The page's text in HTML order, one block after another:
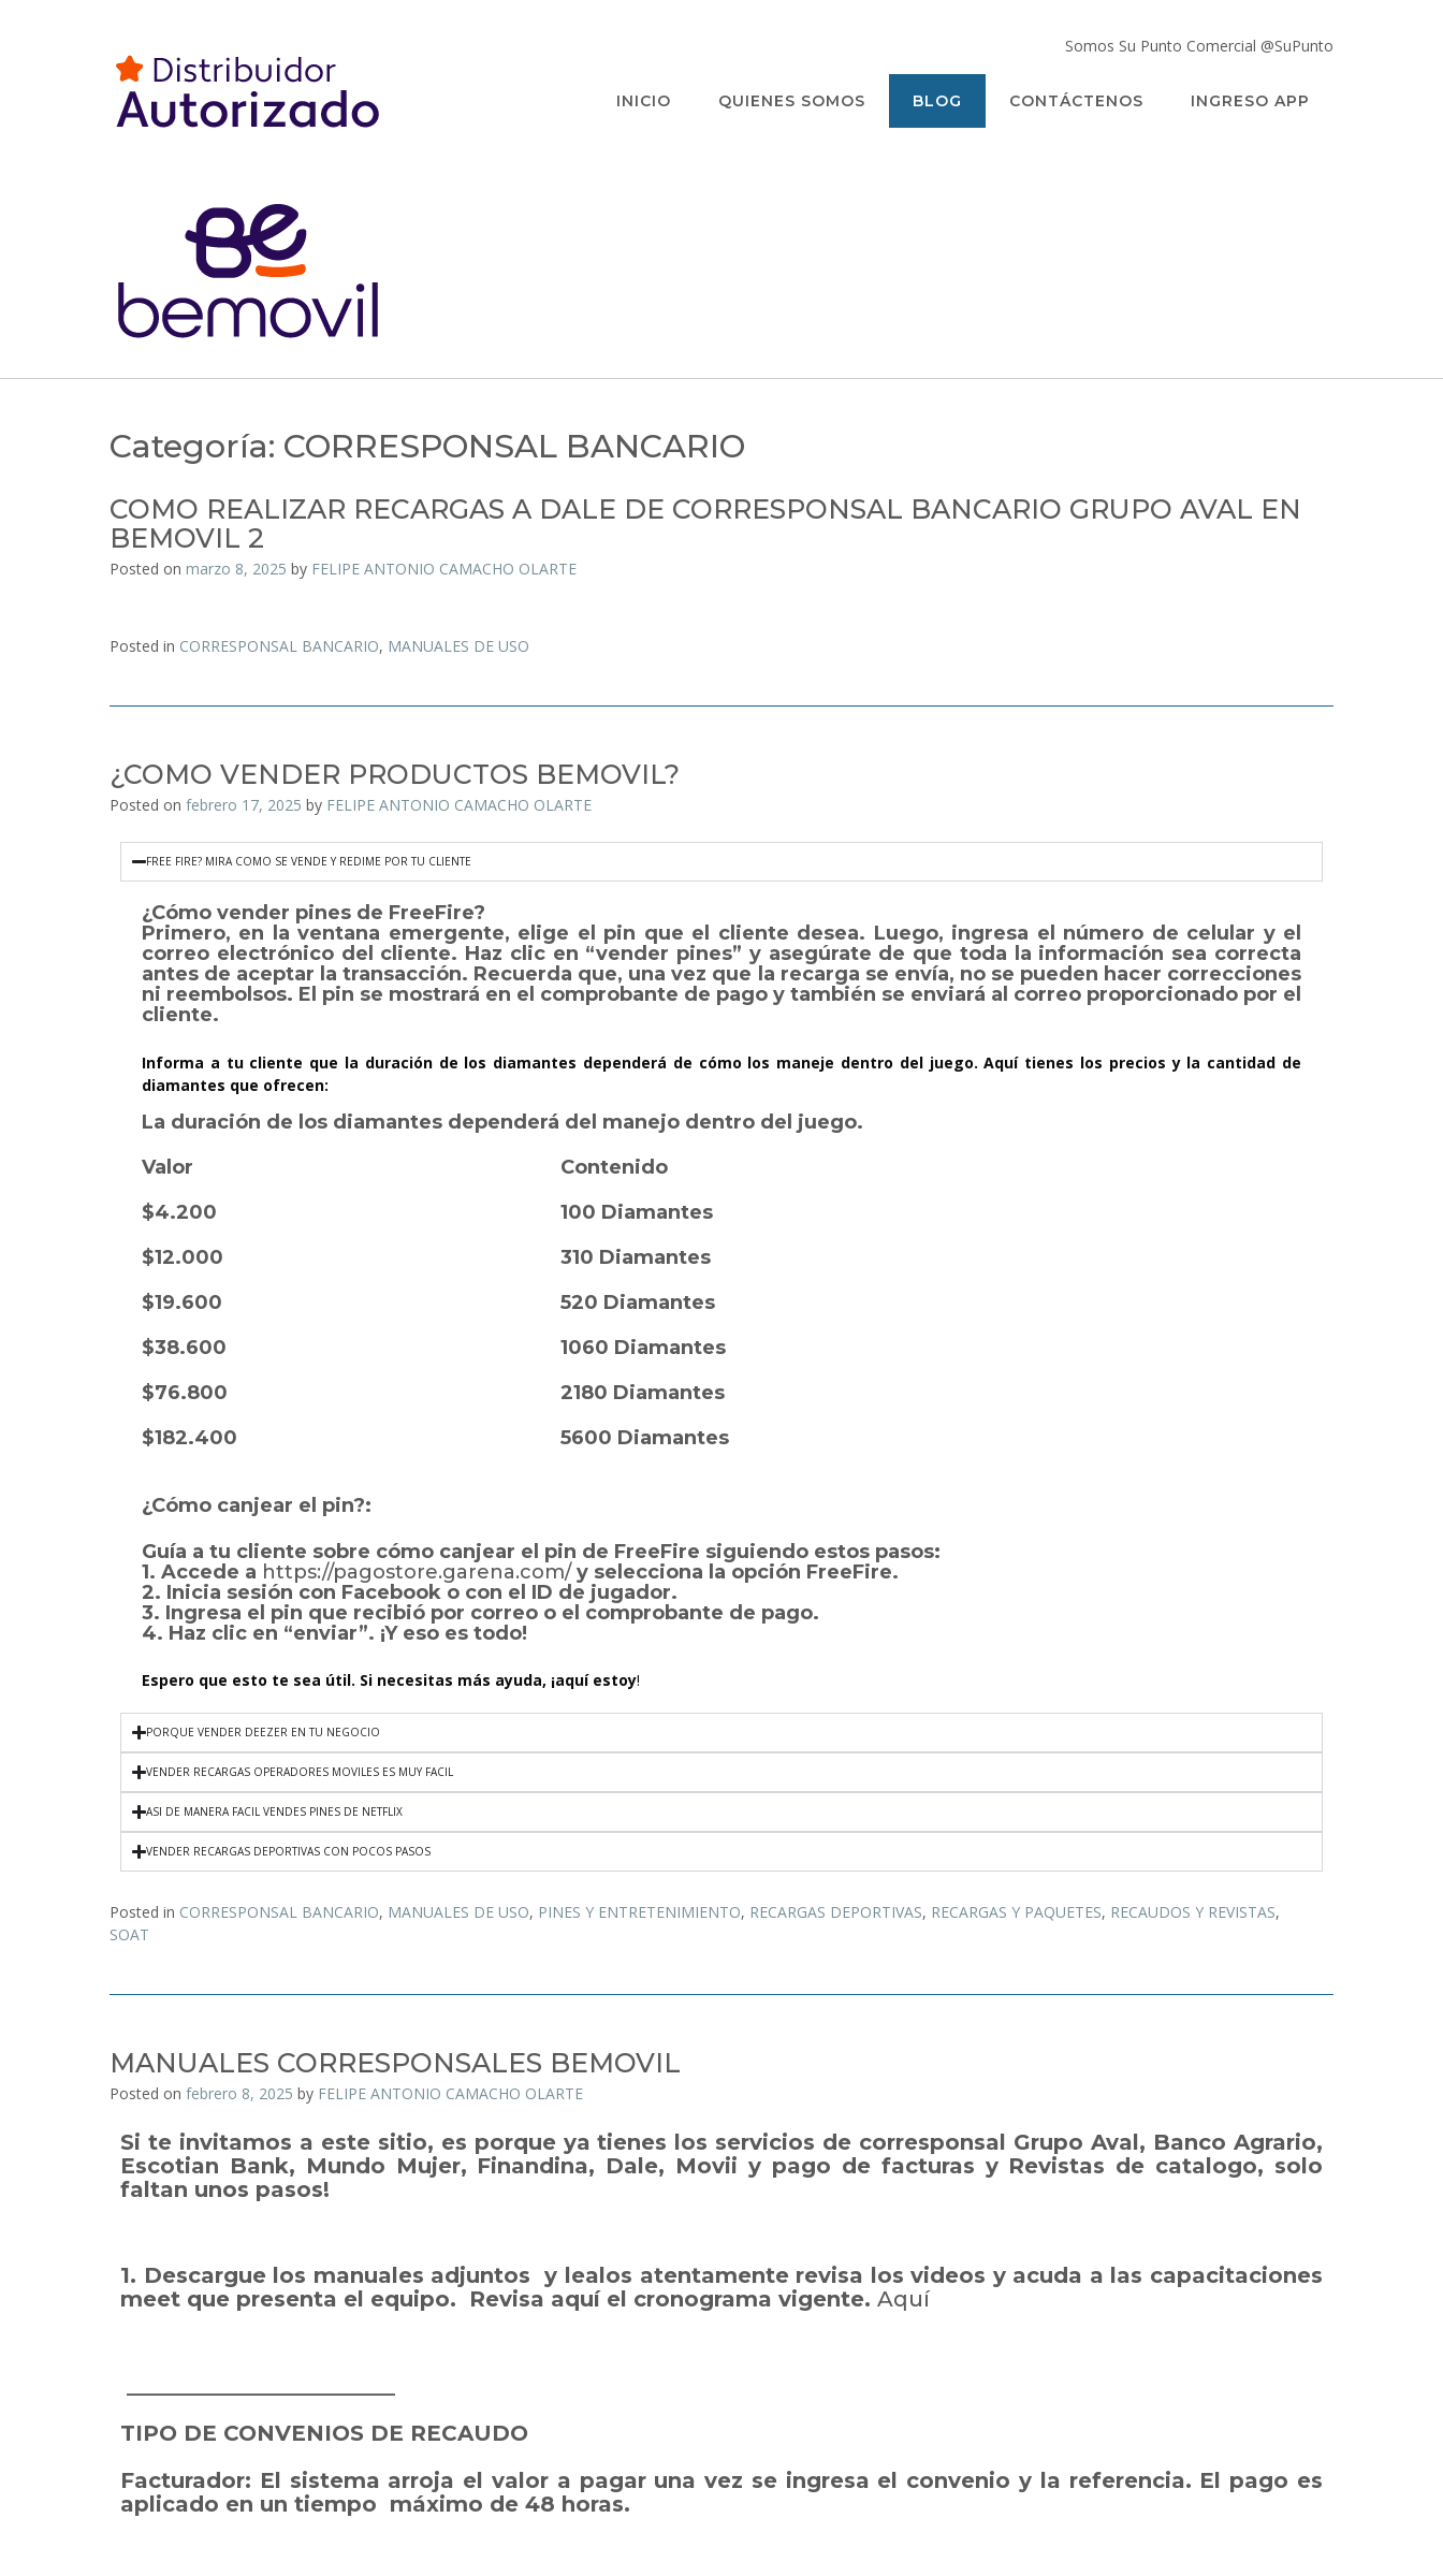
Somos Su Punto Comercial @SuPunto
INICIO QUIENES SOMOS BLOG CONTÁCTENOS INGRESO APP
Categoría: CORRESPONSAL BANCARIO
COMO REALIZAR RECARGAS A DALE DE CORRESPONSAL BANCARIO GRUPO AVAL EN
BEMOVIL 2
Posted on marzo 8, 2025 by FELIPE ANTONIO CAMACHO OLARTE
Posted in CORRESPONSAL BANCARIO, MANUALES DE USO
¿COMO VENDER PRODUCTOS BEMOVIL?
Posted on febrero 17, 2025 by FELIPE ANTONIO CAMACHO OLARTE
FREE FIRE? MIRA COMO SE VENDE Y REDIME POR TU CLIENTE
¿Cómo vender pines de FreeFire?
Primero, en la ventana emergente, elige el pin que el cliente desea. Luego, ingresa el número de celular y el
correo electrónico del cliente. Haz clic en “vender pines” y asegúrate de que toda la información sea correcta
antes de aceptar la transacción. Recuerda que, una vez que la recarga se envía, no se pueden hacer correcciones
ni reembolsos. El pin se mostrará en el comprobante de pago y también se enviará al correo proporcionado por el
cliente.
Informa a tu cliente que la duración de los diamantes dependerá de cómo los maneje dentro del juego. Aquí tienes los precios y la cantidad de
diamantes que ofrecen:
La duración de los diamantes dependerá del manejo dentro del juego.
Valor
Contenido
$4.200
100 Diamantes
$12.000
310 Diamantes
$19.600
520 Diamantes
$38.600
1060 Diamantes
$76.800
2180 Diamantes
$182.400
5600 Diamantes
¿Cómo canjear el pin?:
Guía a tu cliente sobre cómo canjear el pin de FreeFire siguiendo estos pasos:
1. Accede a https://pagostore.garena.com/y selecciona la opción FreeFire.
2. Inicia sesión con Facebook o con el ID de jugador.
3. Ingresa el pin que recibió por correo o el comprobante de pago.
4. Haz clic en “enviar”. ¡Y eso es todo!
Espero que esto te sea útil. Si necesitas más ayuda, ¡aquí estoy!
PORQUE VENDER DEEZER EN TU NEGOCIO
VENDER RECARGAS OPERADORES MOVILES ES MUY FACIL
ASI DE MANERA FACIL VENDES PINES DE NETFLIX
VENDER RECARGAS DEPORTIVAS CON POCOS PASOS
Posted in CORRESPONSAL BANCARIO, MANUALES DE USO, PINES Y ENTRETENIMIENTO, RECARGAS DEPORTIVAS, RECARGAS Y PAQUETES, RECAUDOS Y REVISTAS,
SOAT
MANUALES CORRESPONSALES BEMOVIL
Posted on febrero 8, 2025 by FELIPE ANTONIO CAMACHO OLARTE
Si te invitamos a este sitio, es porque ya tienes los servicios de corresponsal Grupo Aval, Banco Agrario,
Escotian Bank, Mundo Mujer, Finandina, Dale, Movii y pago de facturas y Revistas de catalogo, solo
faltan unos pasos!
1. Descargue los manuales adjuntos y lealos atentamente revisa los videos y acuda a las capacitaciones
meet que presenta el equipo. Revisa aquí el cronograma vigente. Aquí
TIPO DE CONVENIOS DE RECAUDO
Facturador: El sistema arroja el valor a pagar una vez se ingresa el convenio y la referencia. El pago es
aplicado en un tiempo máximo de 48 horas.